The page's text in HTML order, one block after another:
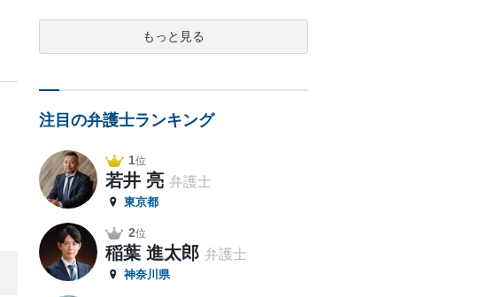
もっと見る
注目の弁護士ランキング
1位
若井 亮 弁護士
東京都
2位
稲葉 進太郎 弁護士
神奈川県